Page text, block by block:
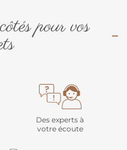
pour vos
Des experts à
votre écoute